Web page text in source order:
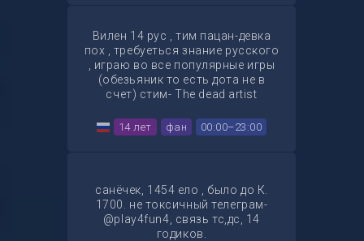
:https://www.faceit.com/ru/players/PuliBabylu
Вилен 14 рус , тим пацан-девка
пох , требуеться знание русского
, играю во все популярные игры
(обезьяник то есть дота не в
счет) стим- The dead artist
14 лет фан 00:00–23:00
санёчек, 1454 ело , было до К.
1700. не токсичный телеграм-
@play4fun4, связь тс,дс, 14
годиков.